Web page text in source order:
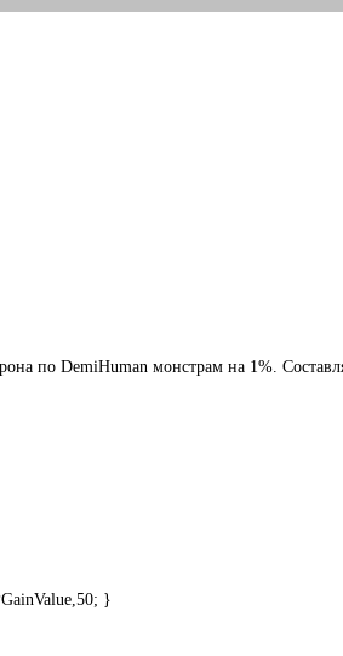
по DemiHuman монстрам на 1%.
}